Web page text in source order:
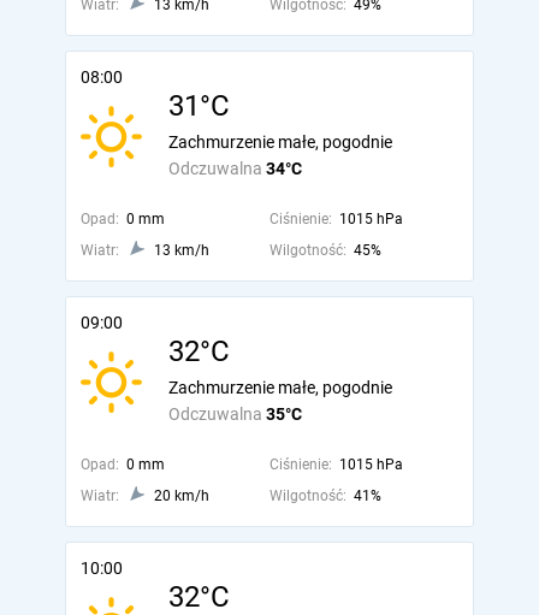
Wiatr: 13 km/h Wilgotność: 49%
08:00
31°C
Odczuwalna 34°C
Zachmurzenie małe, pogodnie
Opad: 0 mm Ciśnienie: 1015 hPa
Wiatr:
13 km/h Wilgotność: 45%
09:00
32°C
Odczuwalna 35°C
Zachmurzenie małe, pogodnie
Opad: 0 mm Ciśnienie: 1015 hPa
Wiatr:
20 km/h Wilgotność: 41%
10:00
32°C